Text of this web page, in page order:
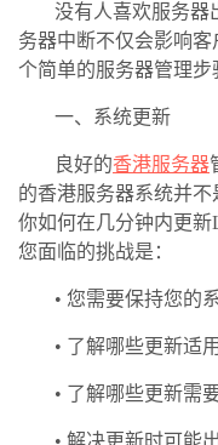
没有人喜欢服务器
务器中断不仅会影响
个简单的服务器管理步
一、系统更新
良好的香港服务器
的香港服务器系统并
你如何在几分钟内更新
您面临的挑战是：
• 您需要保持您的
• 了解哪些更新适
• 了解哪些更新需